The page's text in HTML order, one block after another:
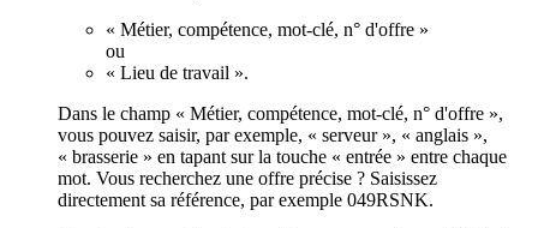
« Métier, compétence, mot-clé, n° d'offre »
ou
« Lieu de travail ».
Dans le champ « Métier, compétence, mot-clé, n° d'offre »,
vous pouvez saisir, par exemple, « serveur », « anglais »,
« brasserie » en tapant sur la touche « entrée » entre chaque
mot. Vous recherchez une offre précise ? Saisissez
directement sa référence, par exemple 049RSNK.